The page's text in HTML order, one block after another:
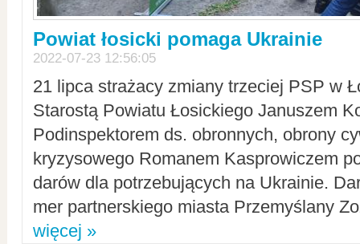
Powiat łosicki pomaga Ukrainie
2022-07-23 12:56:05
21 lipca strażacy zmiany trzeciej PSP w
Starostą Powiatu Łosickiego Januszem
Podinspektorem ds. obronnych, obrony
kryzysowego Romanem Kasprowiczem
darów dla potrzebujących na Ukrainie.
mer partnerskiego miasta Przemyślany
więcej »